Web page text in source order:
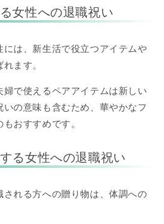
女性への退職祝い
は、新生活で役立つアイテムや
ます。
で使えるペアアイテムは新しい
の意味も含むため、華やかなフ
おすすめです。
る女性への退職祝い
れる方への贈り物は、体調への